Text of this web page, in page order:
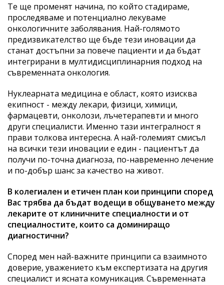
Те ще променят начина, по който стадираме,
проследяваме и потенциално лекуваме
онкологичните заболявания. Най-голямото
предизвикателство ще бъде тези иновации да
станат достъпни за повече пациенти и да бъдат
интегрирани в мултидисциплинарния подход на
съвременната онкология.
Нуклеарната медицина е област, която изисква
екипност - между лекари, физици, химици,
фармацевти, онколози, лъчетерапевти и много
други специалисти. Именно тази интегралност я
прави толкова интересна. А най-големият смисъл
на всички тези иновации е един - пациентът да
получи по-точна диагноза, по-навременно лечение
и по-добър шанс за качество на живот.
В колегиален и етичен план кои принципи според
Вас трябва да бъдат водещи в общуването между
лекарите от клиничните специалности и от
специалностите, които са доминиращо
диагностични?
Според мен най-важните принципи са взаимното
доверие, уважението към експертизата на другия
специалист и ясната комуникация. Съвременната